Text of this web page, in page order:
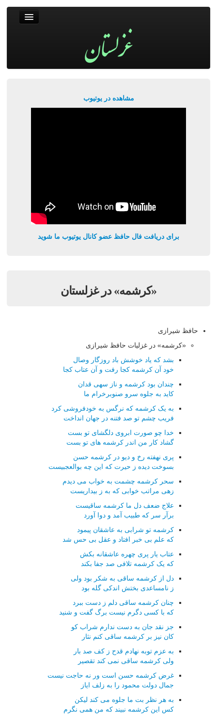
مشاهده در یوتیوب
برای دریافت فال حافظ عضو کانال یوتیوب ما شوید
«کرشمه» در غزلستان
حافظ شیرازی
«کرشمه» در غزلیات حافظ شیرازی
بشد که یاد خوشش باد روزگار وصال
خود آن کرشمه کجا رفت و آن عتاب کجا
چندان بود کرشمه و ناز سهی قدان
کاید به جلوه سرو صنوبرخرام ما
به یک کرشمه که نرگس به خودفروشی کرد
فریب چشم تو صد فتنه در جهان انداخت
خدا چو صورت ابروی دلگشای تو بست
گشاد کار من اندر کرشمه های تو بست
پری نهفته رخ و دیو در کرشمه حسن
بسوخت دیده ز حیرت که این چه بوالعجبیست
سحر کرشمه چشمت به خواب می دیدم
زهی مراتب خوابی که به ز بیداریست
علاج ضعف دل ما کرشمه ساقیست
برآر سر که طبیب آمد و دوا آورد
کرشمه تو شرابی به عاشقان پیمود
که علم بی خبر افتاد و عقل بی حس شد
عتاب یار پری چهره عاشقانه بکش
که یک کرشمه تلافی صد جفا بکند
دل از کرشمه ساقی به شکر بود ولی
ز نامساعدی بختش اندکی گله بود
چنان کرشمه ساقی دلم ز دست ببرد
که با کسی دگرم نیست برگ گفت و شنید
جز نقد جان به دست ندارم شراب کو
کان نیز بر کرشمه ساقی کنم نثار
به عزم توبه نهادم قدح ز کف صد بار
ولی کرشمه ساقی نمی کند تقصیر
غرض کرشمه حسن است ور نه حاجت نیست
جمال دولت محمود را به زلف ایاز
به هر نظر بت ما جلوه می کند لیکن
کس این کرشمه نبیند که من همی نگرم